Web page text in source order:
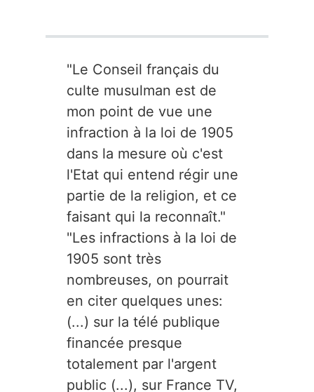
"Le Conseil français du
culte musulman est de
mon point de vue une
infraction à la loi de 1905
dans la mesure où c'est
l'Etat qui entend régir une
partie de la religion, et ce
faisant qui la reconnaît."
"Les infractions à la loi de
1905 sont très
nombreuses, on pourrait
en citer quelques unes:
(...) sur la télé publique
financée presque
totalement par l'argent
public (...), sur France TV,